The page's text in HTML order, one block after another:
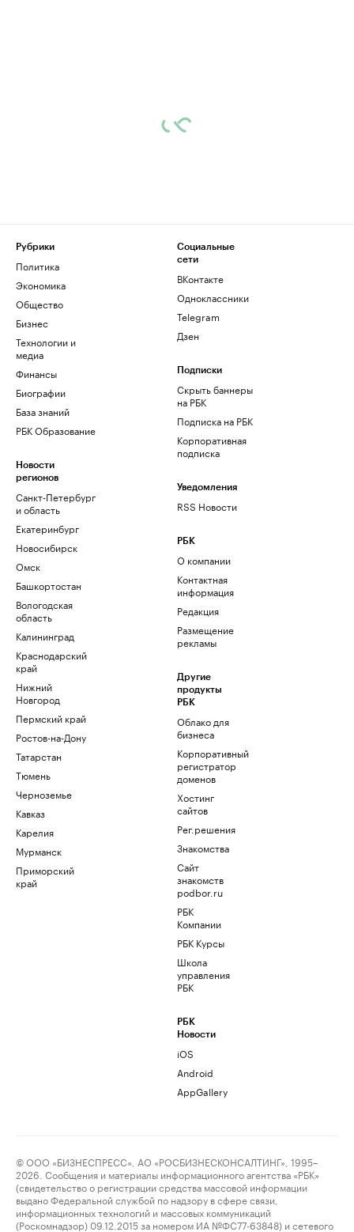
Рубрики
Политика
Экономика
Общество
Бизнес
Технологии и
медиа
Финансы
Биографии
База знаний
РБК Образование
Новости
регионов
Санкт-Петербург
и область
Екатеринбург
Новосибирск
Омск
Башкортостан
Вологодская
область
Калининград
Краснодарский
край
Нижний
Новгород
Пермский край
Ростов-на-Дону
Татарстан
Тюмень
Черноземье
Кавказ
Карелия
Мурманск
Приморский
край
Социальные
сети
ВКонтакте
Одноклассники
Telegram
Дзен
Подписки
Скрыть баннеры
на РБК
Подписка на РБК
Корпоративная
подписка
Уведомления
RSS Новости
РБК
О компании
Контактная
информация
Редакция
Размещение
рекламы
Другие
продукты
РБК
Облако для
бизнеса
Корпоративный
регистратор
доменов
Хостинг
сайтов
Рег.решения
Знакомства
Сайт
знакомств
podbor.ru
РБК
Компании
РБК Курсы
Школа
управления
РБК
РБК
Новости
iOS
Android
AppGallery
© ООО «БИЗНЕСПРЕСС», АО «РОСБИЗНЕСКОНСАЛТИНГ», 1995–
2026. Сообщения и материалы информационного агентства «РБК»
(свидетельство о регистрации средства массовой информации
выдано Федеральной службой по надзору в сфере связи,
информационных технологий и массовых коммуникаций
(Роскомнадзор) 09.12.2015 за номером ИА №ФС77-63848) и сетевого